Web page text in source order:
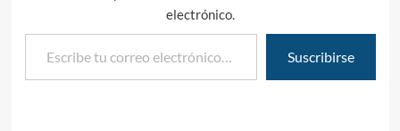
electrónico.
Escribe tu correo electrónico…
Suscribirse